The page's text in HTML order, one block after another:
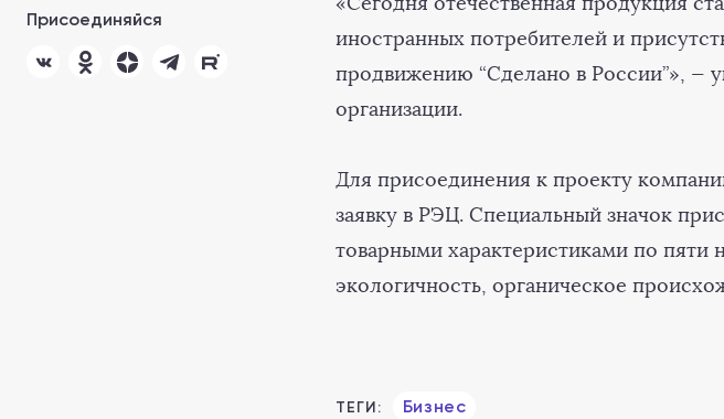
Присоединяйся
иностранных потребителей и
продвижению “Сделано в России”», —
организации.
Для присоединения к проекту
заявку в РЭЦ. Специальный значок
товарными характеристиками по пяти
экологичность, органическое
ТЕГИ: Бизнес